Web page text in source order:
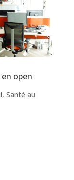
open
, Santé au